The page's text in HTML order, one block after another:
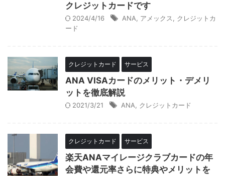
クレジットカードです
2024/4/16 ANA アメックス
クレジットカ
ード
クレジットカード サービス
ANA VISAカードのメリット・デメリ
ットを徹底解説
2021/3/21 ANA クレジットカード
クレジットカード サービス
楽天ANAマイレージクラブカードの年
会費や還元率さらに特典やメリットを